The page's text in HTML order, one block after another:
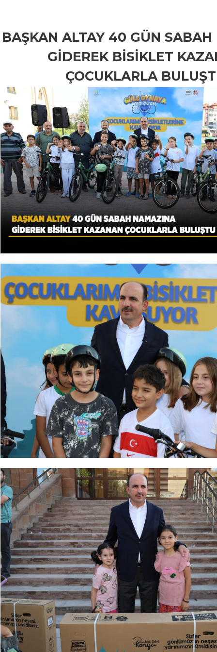
BAŞKAN ALTAY 40 GÜN
GİDEREK BİSİKLET
ÇOCUKLARLA